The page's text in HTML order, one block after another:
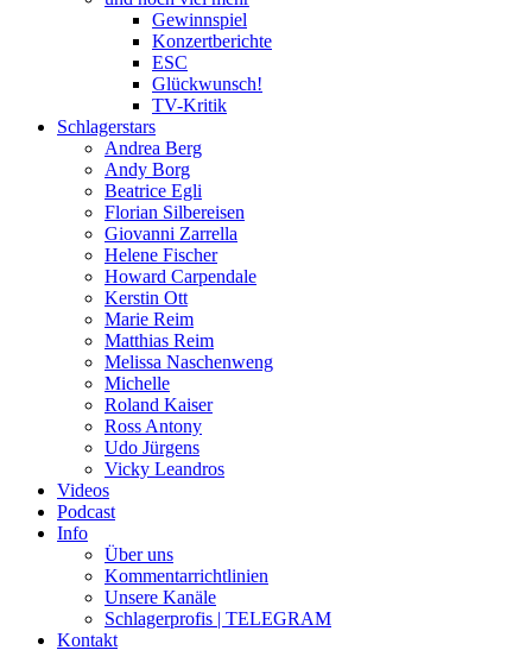
Gewinnspiel
Konzertberichte
ESC
Glückwunsch!
TV-Kritik
Schlagerstars
Andrea Berg
Andy Borg
Beatrice Egli
Florian Silbereisen
Giovanni Zarrella
Helene Fischer
Howard Carpendale
Kerstin Ott
Marie Reim
Matthias Reim
Melissa Naschenweng
Michelle
Roland Kaiser
Ross Antony
Udo Jürgens
Vicky Leandros
Videos
Podcast
Info
Über uns
Kommentarrichtlinien
Unsere Kanäle
Schlagerprofis | TELEGRAM
Kontakt